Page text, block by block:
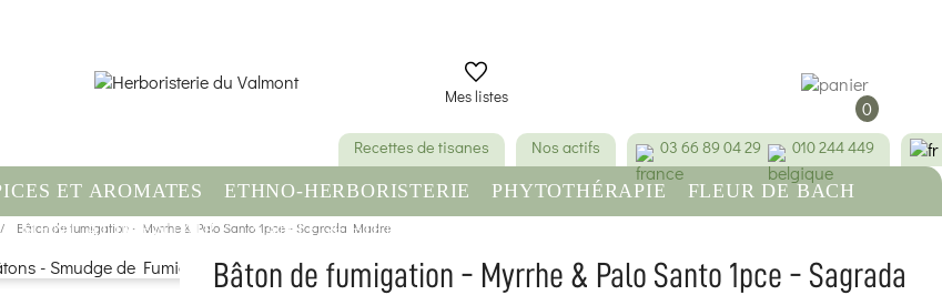
Mes listes 0
Recettes de tisanes Nos actifs 03 66 89 04 29 010 244 449
ET AROMATES ETHNO-HERBORISTERIE PHYTOTHÉRAPIE
FLEUR DE BACH
ALIMENTAIRE SANTÉ & BIEN-ÊTRE
Bâton de fumigation - Myrrhe & Palo Santo 1pce - Sagrada Madre
Bâton de fumigation - Myrrhe & Palo Santo 1pce - Sagrada